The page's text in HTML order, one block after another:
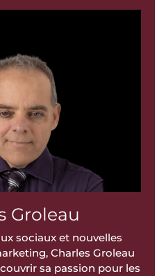
Groleau
sociaux et nouvelles
Charles Groleau
sa passion pour les